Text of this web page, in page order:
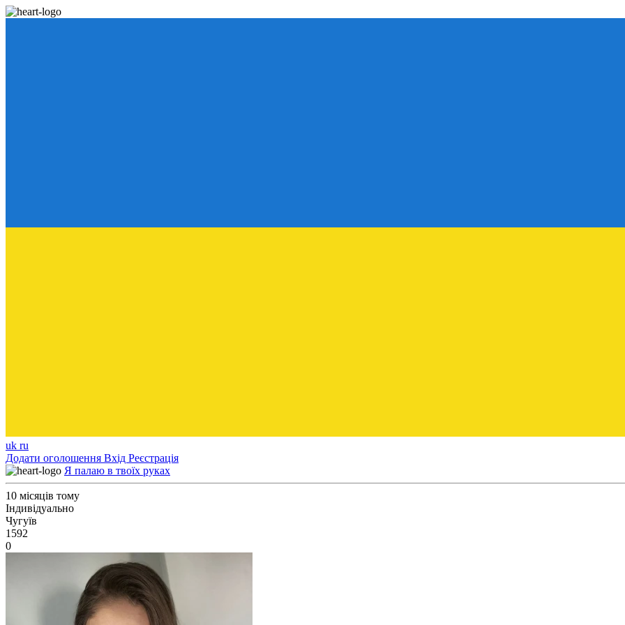
uk ru
Додати оголошення Вхід Реєстрація
Я палаю в твоїх руках
10 місяців тому
Індивідуально
Чугуїв
1592
0